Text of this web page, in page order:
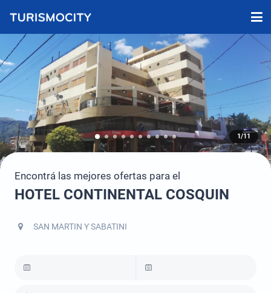
1/11
Encontrá las mejores ofertas para el
HOTEL CONTINENTAL COSQUIN
SAN MARTIN Y SABATINI